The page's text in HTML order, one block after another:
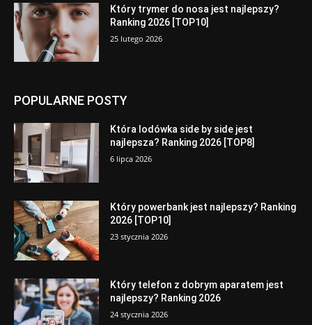
Który trymer do nosa jest najlepszy?
Ranking 2026 [TOP10]
25 lutego 2026
POPULARNE POSTY
Która lodówka side by side jest
najlepsza? Ranking 2026 [TOP8]
6 lipca 2026
Który powerbank jest najlepszy? Ranking
2026 [TOP10]
23 stycznia 2026
Który telefon z dobrym aparatem jest
najlepszy? Ranking 2026
24 stycznia 2026